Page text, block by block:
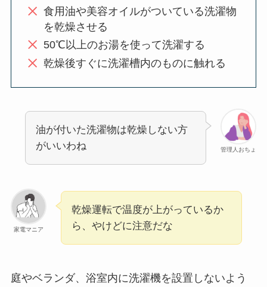
食用油や美容オイルがついている洗濯物
を乾燥させる
50℃以上のお湯を使って洗濯する
乾燥後すぐに洗濯槽内のものに触れる
管理人おちょ
油が付いた洗濯物は乾燥しない方
がいいわね
家電マニア
乾燥運転で温度が上がっているか
ら、やけどに注意だな
庭やベランダ、浴室内に洗濯機を設置しないよう